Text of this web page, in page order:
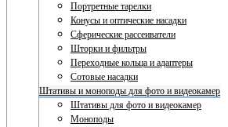
Портретные тарелки
Конусы и оптические насадки
Сферические рассеиватели
Шторки и фильтры
Переходные кольца и адаптеры
Сотовые насадки
Штативы и моноподы для фото и видеокамер
Штативы для фото и видеокамер
Моноподы